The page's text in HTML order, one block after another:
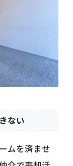
ない
ムを済ませ